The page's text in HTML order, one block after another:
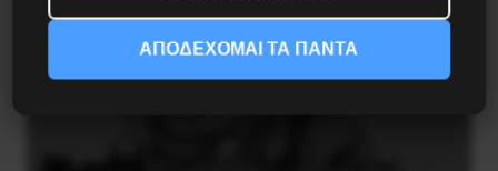
ΑΠΟΔΕΧΟΜΑΙ ΤΑ ΠΑΝΤΑ